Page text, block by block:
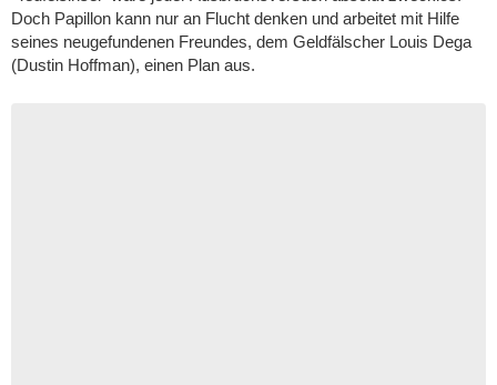
Doch Papillon kann nur an Flucht denken und arbeitet mit Hilfe
seines neugefundenen Freundes, dem Geldfälscher Louis Dega
(Dustin Hoffman), einen Plan aus.